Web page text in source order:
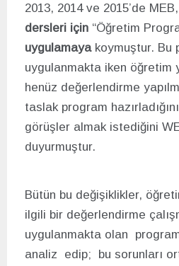
2013, 2014 ve 2015’de
dersleri için “Öğretim
uygulamayakoymuştur. Bu
uygulanmakta iken öğretim
henüz değerlendirme
taslak program
görüşler almak istediğini
duyurmuştur.
Bütün bu değişiklikler,
ilgili bir değerlendirme
uygulanmakta olan
analiz edip; bu sorunları